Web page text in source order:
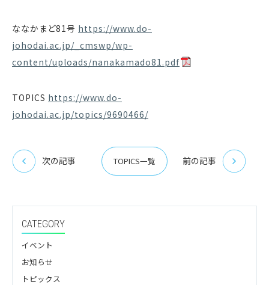
ななかまど81号 https://www.do-
johodai.ac.jp/_cmswp/wp-
content/uploads/nanakamado81.pdf
TOPICS https://www.do-
johodai.ac.jp/topics/9690466/
次の記事 TOPICS一覧 前の記事
CATEGORY
イベント
お知らせ
トピックス